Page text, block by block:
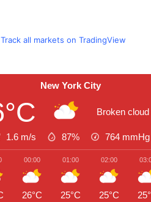
Track all markets on TradingView
New York City
Broken
1.6 m/s 87% 764 mmHg
00:00
26°C
01:00
25°C
02:00
25°C